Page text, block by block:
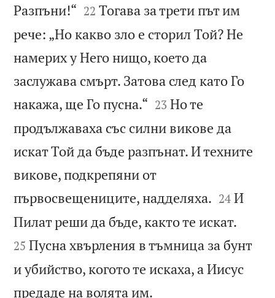
Разпъни!“ 

22 Тогава за трети път им
рече: „Но какво зло е сторил Той? Не
намерих у Него нищо, което да
заслужава смърт. Затова след като Го
накажа, ще Го пусна.“ 

23 Но те
продължаваха със силни викове да
искат Той да бъде разпънат. И техните
викове, подкрепяни от
първосвещениците, надделяха. 

24 И
Пилат реши да бъде, както те искат.
25 Пусна хвърления в тъмница за бунт
и убийство, когото те искаха, а Иисус
предаде на волята им.